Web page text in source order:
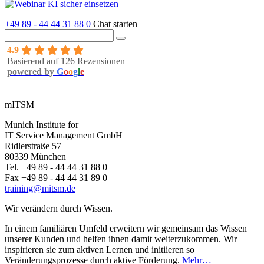
+49 89 - 44 44 31 88 0 Chat starten
4.9
Basierend auf 126 Rezensionen
powered by Google
mITSM
Munich Institute for
IT Service Management GmbH
Ridlerstraße 57
80339 München
Tel. +49 89 - 44 44 31 88 0
Fax +49 89 - 44 44 31 89 0
training@mitsm.de
Wir verändern durch Wissen.
In einem familiären Umfeld erweitern wir gemeinsam das Wissen
unserer Kunden und helfen ihnen damit weiterzukommen. Wir
inspirieren sie zum aktiven Lernen und initiieren so
Veränderungsprozesse durch aktive Förderung. Mehr…